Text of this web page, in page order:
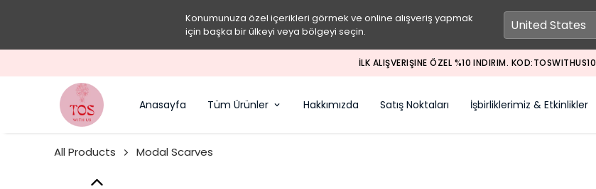
Konumunuza özel içerikleri görmek ve online alışveriş yapmak
için başka bir ülkeyi veya bölgeyi seçin.
İLK ALIŞVERIŞINE ÖZEL %10 INDIRIM. KOD:TOSWITHUS10
Anasayfa Tüm Ürünler Hakkımızda Satış Noktaları İşbirliklerimiz & Etkinlikler
All Products Modal Scarves